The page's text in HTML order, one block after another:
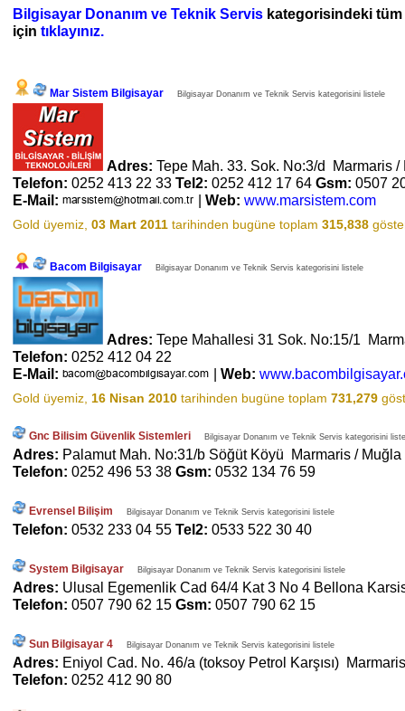
Bilgisayar Donanım ve Teknik Servis kategorisindeki tüm
için tıklayınız.
Mar Sistem Bilgisayar Bilgisayar Donanım ve Teknik Servis kategorisini listele
Adres: Tepe Mah. 33. Sok. No:3/d Marmaris
Telefon: 0252 413 22 33 Tel2: 0252 412 17 64 Gsm: 0507
E-Mail:
| Web: www.marsistem.com
Gold üyemiz, 03 Mart 2011 tarihinden bugüne toplam 315,838
Bacom Bilgisayar Bilgisayar Donanım ve Teknik Servis kategorisini listele
Adres: Tepe Mahallesi 31 Sok. No:15/1
Telefon: 0252 412 04 22
E-Mail:
| Web:
Gold üyemiz, 16 Nisan 2010 tarihinden bugüne toplam 731,279
Gnc Bilisim Güvenlik Sistemleri Bilgisayar Donanım ve Teknik Servis kategorisini
Adres: Palamut Mah. No:31/b Söğüt Köyü Marmaris / Muğla
Telefon: 0252 496 53 38 Gsm: 0532 134 76 59
Evrensel Bilişim Bilgisayar Donanım ve Teknik Servis kategorisini listele
Telefon: 0532 233 04 55 Tel2: 0533 522 30 40
System Bilgisayar Bilgisayar Donanım ve Teknik Servis kategorisini listele
Adres: Ulusal Egemenlik Cad 64/4 Kat 3 No 4 Bellona
Telefon: 0507 790 62 15 Gsm: 0507 790 62 15
Sun Bilgisayar 4 Bilgisayar Donanım ve Teknik Servis kategorisini listele
Adres: Eniyol Cad. No. 46/a (toksoy Petrol Karşısı)
Telefon: 0252 412 90 80